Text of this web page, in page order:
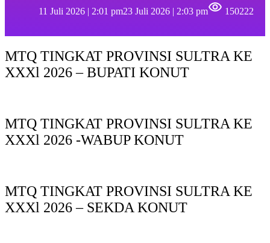
11 Juli 2026 | 2:01 pm23 Juli 2026 | 2:03 pm 150222
MTQ TINGKAT PROVINSI SULTRA KE
XXXl 2026 – BUPATI KONUT
MTQ TINGKAT PROVINSI SULTRA KE
XXXl 2026 -WABUP KONUT
MTQ TINGKAT PROVINSI SULTRA KE
XXXl 2026 – SEKDA KONUT